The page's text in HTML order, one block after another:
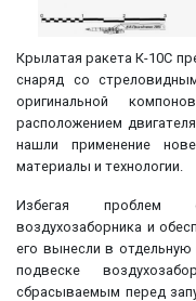
Крылатая ракета К-10С
снаряд со
оригинальной
расположением
нашли применение
материалы и технологии.
Избегая проблем с
воздухозаборника и
его вынесли в
подвеске
сбрасываемым перед